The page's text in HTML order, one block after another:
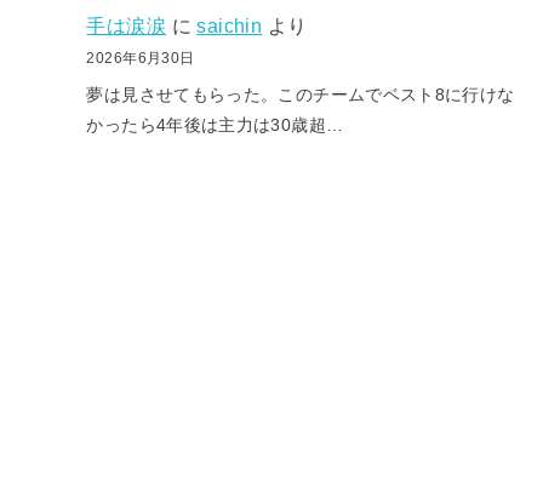
手は涙涙 にsaichin より
2026年6月30日
夢は見させてもらった。このチームでベスト8に行けな
かったら4年後は主力は30歳超…